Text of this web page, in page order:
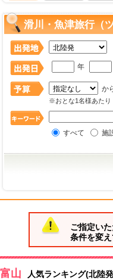
滑川・魚津旅行（
年
か
※おとな1名様あたり
すべて 施
ご指定い
条件を変え
富山 人気ランキング(北陸